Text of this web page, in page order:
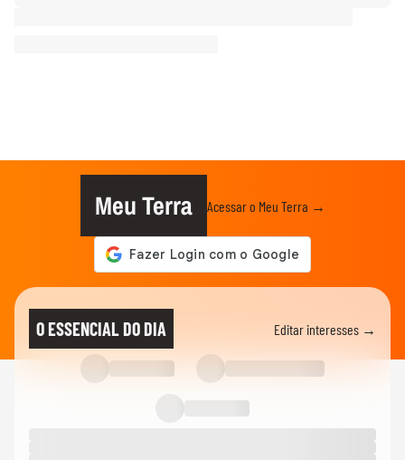
Meu Terra Acessar o Meu Terra →
O ESSENCIAL DO DIA Editar interesses →